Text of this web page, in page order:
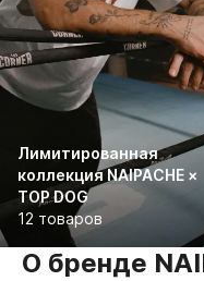
Лимитированная
коллекция NAIPACHE ×
TOP DOG
12 товаров
О бренде